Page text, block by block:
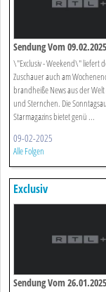
Sendung Vom 09.02.2025
\"Exclusiv - Weekend\" liefert
Zuschauer auch am
brandheiße News aus der
und Sternchen. Die
Starmagazins bietet genü ...
09-02-2025
Alle Folgen
Exclusiv
Sendung Vom 26.01.2025